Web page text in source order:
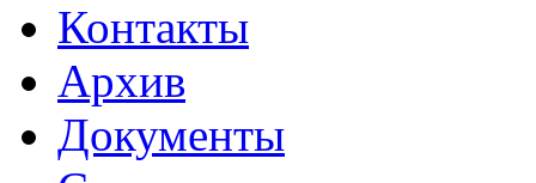
Контакты
Архив
Документы